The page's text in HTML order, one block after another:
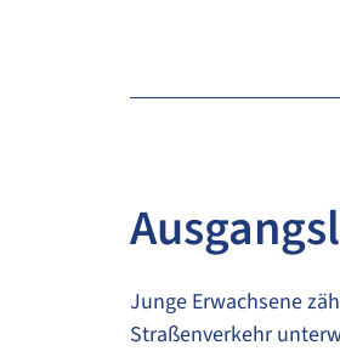
Junge Erwachsene
Straßenverkehr